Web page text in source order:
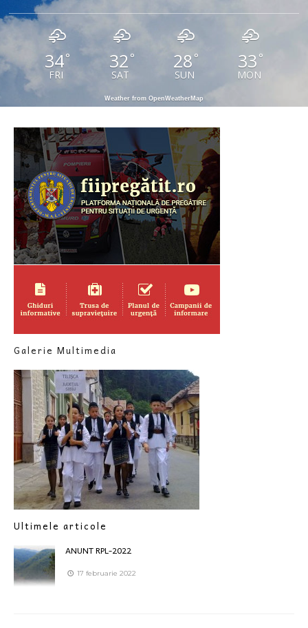
34°
FRI
32 °
SAT
28 °
SUN
33 °
MON
Weather from OpenWeatherMap
Galerie Multimedia
Ultimele articole
ANUNT RPL-2022
17 februarie 2022